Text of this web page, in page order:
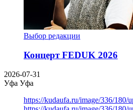
Выбор редакции
Концерт FEDUK 2026
2026-07-31
Уфа Уфа
https://kudaufa.ru/image/336/180/